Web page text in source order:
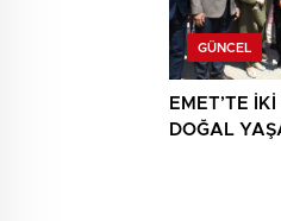
GÜNCEL
EMET’TE
DOĞAL